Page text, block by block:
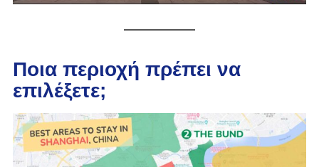
Ποια περιοχή πρέπει να
επιλέξετε;